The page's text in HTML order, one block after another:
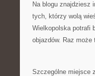
Na blogu znajdziesz
tych, którzy wolą
Wielkopolska potrafi
objazdów. Raz
Szczególne miejsce